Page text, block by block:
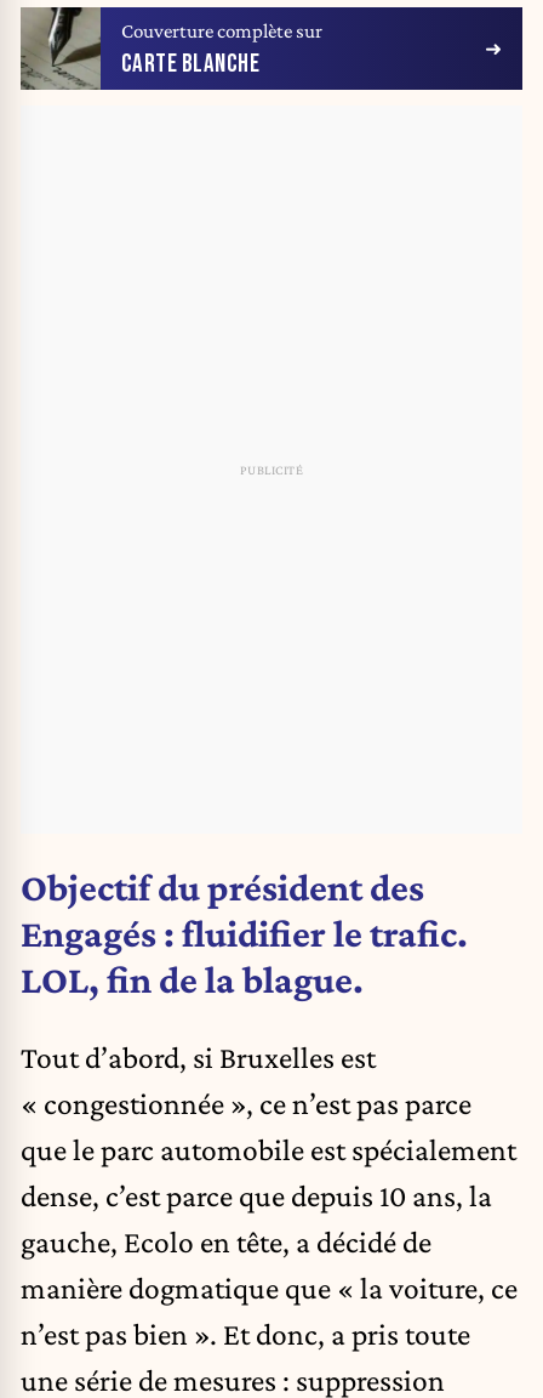
Couverture complète sur
CARTE BLANCHE
Objectif du président des
Engagés : fluidifier le trafic.
LOL, fin de la blague.
Tout d’abord, si Bruxelles est
« congestionnée », ce n’est pas parce
que le parc automobile est spécialement
dense, c’est parce que depuis 10 ans, la
gauche, Ecolo en tête, a décidé de
manière dogmatique que « la voiture, ce
n’est pas bien ». Et donc, a pris toute
une série de mesures : suppression